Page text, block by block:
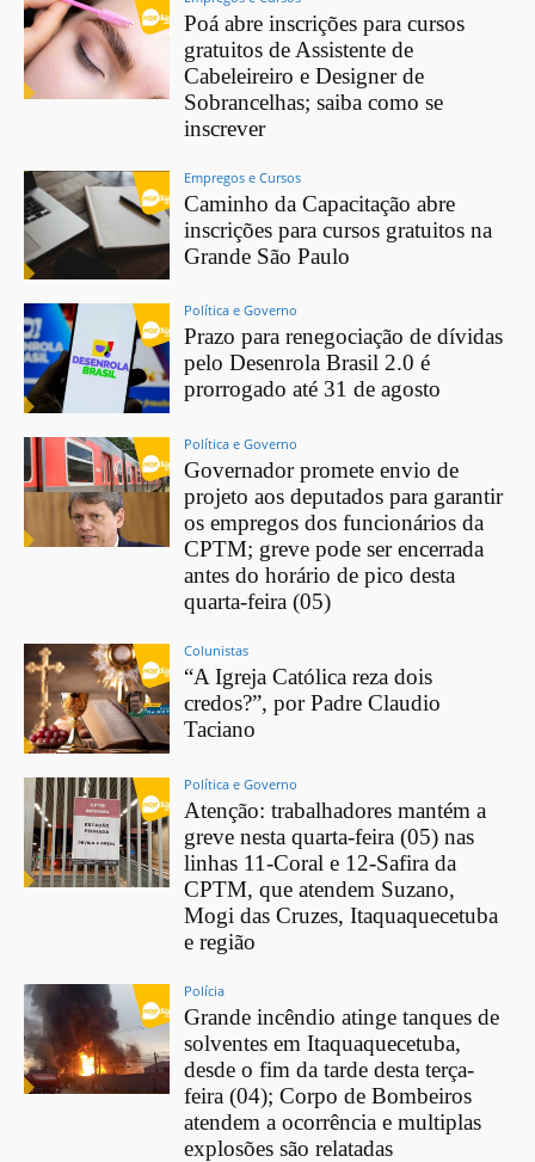
Poá abre inscrições para cursos
gratuitos de Assistente de
Cabeleireiro e Designer de
Sobrancelhas; saiba como se
inscrever
Empregos e Cursos
Caminho da Capacitação abre
inscrições para cursos gratuitos na
Grande São Paulo
Política e Governo
Prazo para renegociação de dívidas
pelo Desenrola Brasil 2.0 é
prorrogado até 31 de agosto
Política e Governo
Governador promete envio de
projeto aos deputados para garantir
os empregos dos funcionários da
CPTM; greve pode ser encerrada
antes do horário de pico desta
quarta-feira (05)
Colunistas
“A Igreja Católica reza dois
credos?”, por Padre Claudio
Taciano
Política e Governo
Atenção: trabalhadores mantém a
greve nesta quarta-feira (05) nas
linhas 11-Coral e 12-Safira da
CPTM, que atendem Suzano,
Mogi das Cruzes, Itaquaquecetuba
e região
Polícia
Grande incêndio atinge tanques de
solventes em Itaquaquecetuba,
desde o fim da tarde desta terça-
feira (04); Corpo de Bombeiros
atendem a ocorrência e multiplas
explosões são relatadas